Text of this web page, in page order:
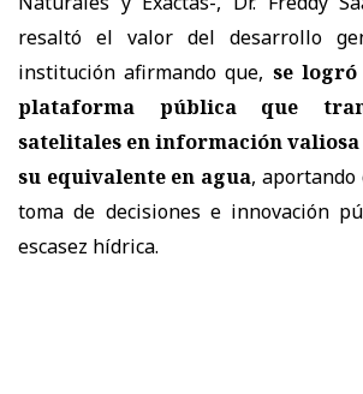
resaltó el valor del desarrollo
institución afirmando que, se
plataforma pública que
satelitales en información valiosa
su equivalente en agua,
toma de decisiones e innovación
escasez hídrica.